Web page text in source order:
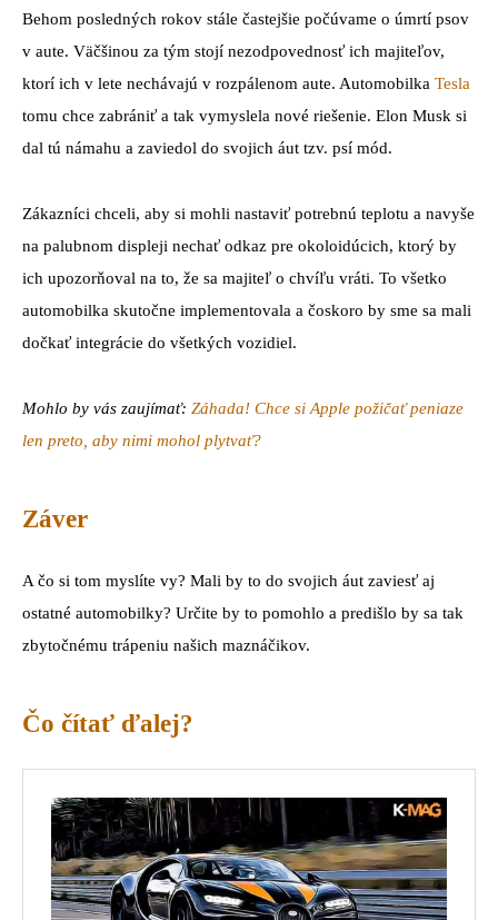
Behom posledných rokov stále častejšie počúvame o úmrtí psov
v aute. Väčšinou za tým stojí nezodpovednosť ich majiteľov,
ktorí ich v lete nechávajú v rozpálenom aute. Automobilka Tesla
tomu chce zabrániť a tak vymyslela nové riešenie. Elon Musk si
dal tú námahu a zaviedol do svojich áut tzv. psí mód.
Zákazníci chceli, aby si mohli nastaviť potrebnú teplotu a navyše
na palubnom displeji nechať odkaz pre okoloidúcich, ktorý by
ich upozorňoval na to, že sa majiteľ o chvíľu vráti. To všetko
automobilka skutočne implementovala a čoskoro by sme sa mali
dočkať integrácie do všetkých vozidiel.
Mohlo by vás zaujímať: Záhada! Chce si Apple požičať peniaze
len preto, aby nimi mohol plytvať?
Záver
A čo si tom myslíte vy? Mali by to do svojich áut zaviesť aj
ostatné automobilky? Určite by to pomohlo a predišlo by sa tak
zbytočnému trápeniu našich maznáčikov.
Čo čítať ďalej?